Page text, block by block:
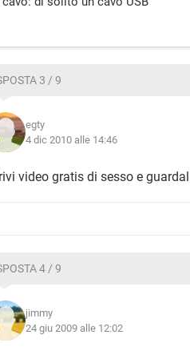
3 / 9
egty
4 dic 2010 alle 14:46
video gratis di sesso e
4 / 9
jimmy
24 giu 2009 alle 12:02